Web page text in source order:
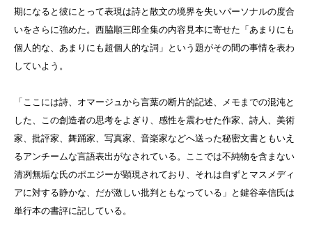
期になると彼にとって表現は詩と散文の境界を失いパーソナルの度合
いをさらに強めた。西脇順三郎全集の内容見本に寄せた「あまりにも
個人的な、あまりにも超個人的な詞」という題がその間の事情を表わ
していよう。
「ここには詩、オマージュから言葉の断片的記述、メモまでの混沌と
した、この創造者の思考をよぎり、感性を震わせた作家、詩人、美術
家、批評家、舞踊家、写真家、音楽家などへ送った秘密文書ともいえ
るアンチームな言語表出がなされている。ここでは不純物を含まない
清冽無垢な氏のポエジーが顕現されており、それは自ずとマスメディ
アに対する静かな、だが激しい批判ともなっている」と鍵谷幸信氏は
単行本の書評に記している。